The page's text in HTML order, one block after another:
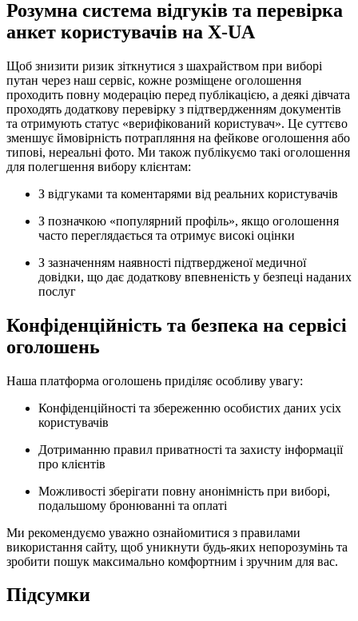
Розумна система відгуків та перевірка
анкет користувачів на X-UA
Щоб знизити ризик зіткнутися з шахрайством при виборі
путан через наш сервіс, кожне розміщене оголошення
проходить повну модерацію перед публікацією, а деякі дівчата
проходять додаткову перевірку з підтвердженням документів
та отримують статус «верифікований користувач». Це суттєво
зменшує ймовірність потрапляння на фейкове оголошення або
типові, нереальні фото. Ми також публікуємо такі оголошення
для полегшення вибору клієнтам:
З відгуками та коментарями від реальних користувачів
З позначкою «популярний профіль», якщо оголошення
часто переглядається та отримує високі оцінки
З зазначенням наявності підтвердженої медичної
довідки, що дає додаткову впевненість у безпеці наданих
послуг
Конфіденційність та безпека на сервісі
оголошень
Наша платформа оголошень приділяє особливу увагу:
Конфіденційності та збереженню особистих даних усіх
користувачів
Дотриманню правил приватності та захисту інформації
про клієнтів
Можливості зберігати повну анонімність при виборі,
подальшому бронюванні та оплаті
Ми рекомендуємо уважно ознайомитися з правилами
використання сайту, щоб уникнути будь-яких непорозумінь та
зробити пошук максимально комфортним і зручним для вас.
Підсумки